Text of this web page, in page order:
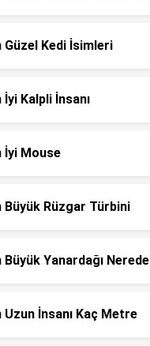
Güzel Kedi İsimleri
İyi Kalpli İnsanı
İyi Mouse
Büyük Rüzgar Türbini
Büyük Yanardağı Nerede
Uzun İnsanı Kaç Metre